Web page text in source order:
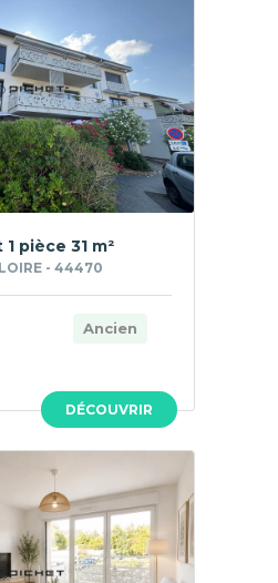
DÉCOUVRIR
pièce 31 m²
- 44470
Ancien